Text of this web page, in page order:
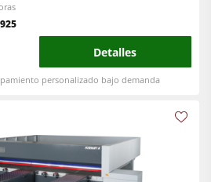
de materiales
Detalles
personalizado bajo demanda